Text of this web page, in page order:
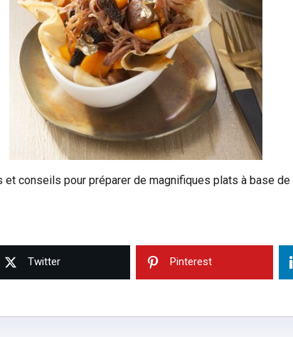
conseils pour préparer de magnifiques plats à base de
Twitter Pinterest